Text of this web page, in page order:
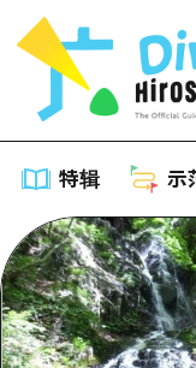
特辑 示
特辑
列
示范